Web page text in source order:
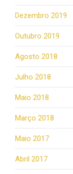
Dezembro 2019
Outubro 2019
Agosto 2018
Julho 2018
Maio 2018
Março 2018
Maio 2017
Abril 2017